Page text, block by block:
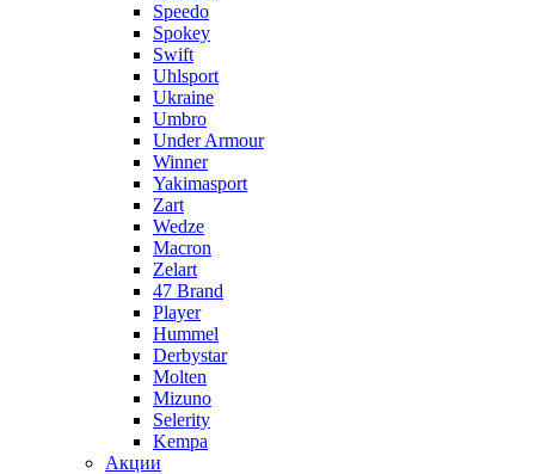
Speedo
Spokey
Swift
Uhlsport
Ukraine
Umbro
Under Armour
Winner
Yakimasport
Zart
Wedze
Macron
Zelart
47 Brand
Player
Hummel
Derbystar
Molten
Mizuno
Selerity
Kempa
Акции